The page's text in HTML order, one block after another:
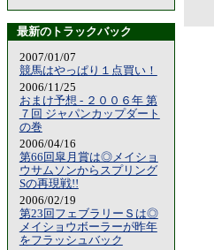
最新のトラックバック
2007/01/07
競馬はやっぱり１点買い！
2006/11/25
おまけ予想 - ２００６年 第
７回 ジャパンカップダート
の巻
2006/04/16
第66回皐月賞は◎メイショ
ウサムソンからスプリング
Sの再現戦!!
2006/02/19
第23回フェブラリーＳは◎
メイショウボーラーが昨年
をフラッシュバック